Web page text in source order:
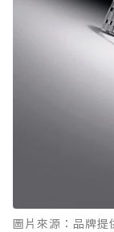
圖片來源：品牌提